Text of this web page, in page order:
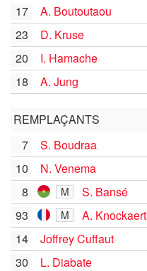
17 A. Boutoutaou
23
D. Kruse
20
I. Hamache
18 A. Jung
REMPLAÇANTS
7
S. Boudraa
10 N. Venema
8 M S. Bansé
93 M A. Knockaert
14
Joffrey Cuffaut
30
L. Diabate